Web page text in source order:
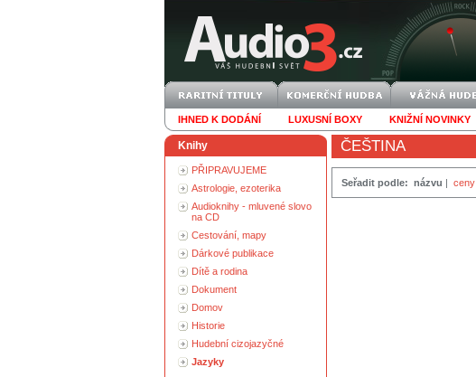
IHNED K DODÁNÍ LUXUSNÍ BOXY KNIŽNÍ NOVINKY
Knihy
PŘIPRAVUJEME
Astrologie, ezoterika
Audioknihy - mluvené slovo
na CD
Cestování, mapy
Dárkové publikace
Dítě a rodina
Dokument
Domov
Historie
Hudební cizojazyčné
Jazyky
ČEŠTINA
Seřadit podle: názvu | ceny